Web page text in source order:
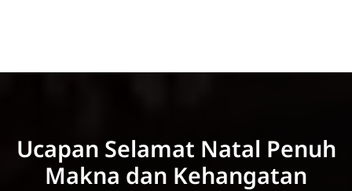
Ucapan Selamat Natal Penuh
Makna dan Kehangatan